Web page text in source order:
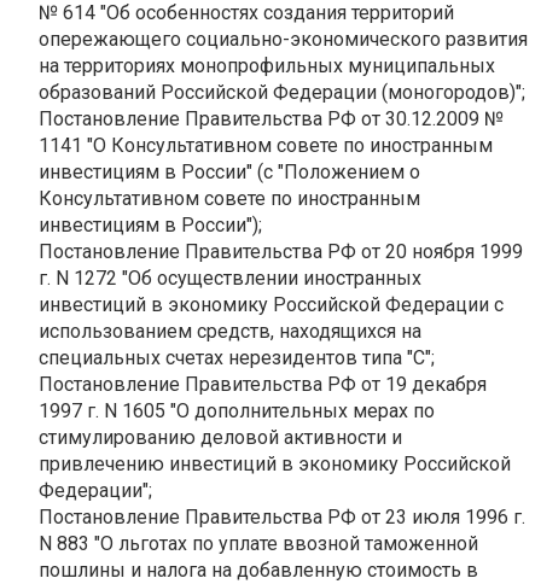
№ 614 "Об особенностях создания территорий
опережающего социально-экономического развития
на территориях монопрофильных муниципальных
образований Российской Федерации (моногородов)";
Постановление Правительства РФ от 30.12.2009 №
1141 "О Консультативном совете по иностранным
инвестициям в России" (с "Положением о
Консультативном совете по иностранным
инвестициям в России");
Постановление Правительства РФ от 20 ноября 1999
г. N 1272 "Об осуществлении иностранных
инвестиций в экономику Российской Федерации с
использованием средств, находящихся на
специальных счетах нерезидентов типа "С";
Постановление Правительства РФ от 19 декабря
1997 г. N 1605 "О дополнительных мерах по
стимулированию деловой активности и
привлечению инвестиций в экономику Российской
Федерации";
Постановление Правительства РФ от 23 июля 1996 г.
N 883 "О льготах по уплате ввозной таможенной
пошлины и налога на добавленную стоимость в